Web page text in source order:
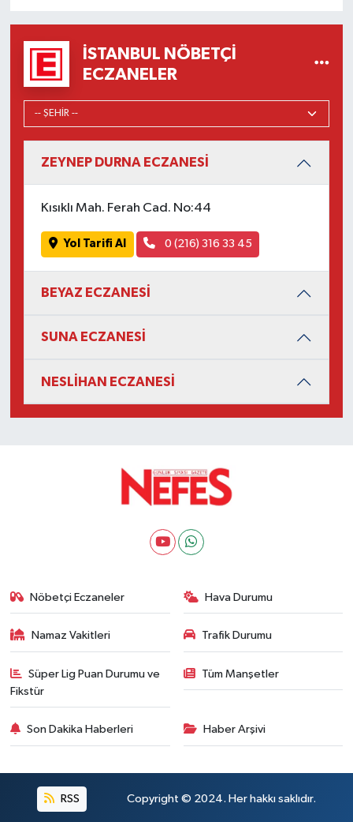
İSTANBUL NÖBETÇI
ECZANELER
ZEYNEP DURNA ECZANESİ
Kısıklı Mah. Ferah Cad. No:44
Yol Tarifi Al 0 (216) 316 33 45
BEYAZ ECZANESİ
SUNA ECZANESİ
NESLİHAN ECZANESİ
Nöbetçi Eczaneler Hava Durumu
Namaz Vakitleri Trafik Durumu
Süper Lig Puan Durumu ve
Fikstür
Tüm Manşetler
Son Dakika Haberleri Haber Arşivi
RSS Copyright © 2024. Her hakkı saklıdır.